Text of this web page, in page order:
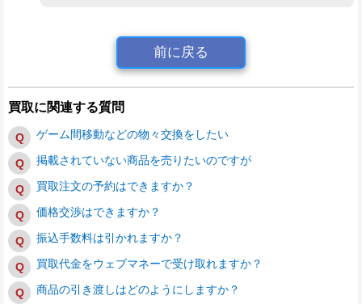
前に戻る
買取に関連する質問
ゲーム間移動などの物々交換をしたい
掲載されていない商品を売りたいのですが
買取注文の予約はできますか？
価格交渉はできますか？
振込手数料は引かれますか？
買取代金をウェブマネーで受け取れますか？
商品の引き渡しはどのようにしますか？